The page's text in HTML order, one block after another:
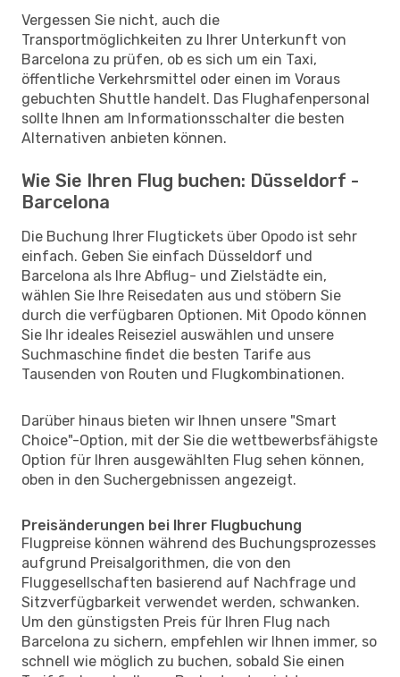
Vergessen Sie nicht, auch die
Transportmöglichkeiten zu Ihrer Unterkunft von
Barcelona zu prüfen, ob es sich um ein Taxi,
öffentliche Verkehrsmittel oder einen im Voraus
gebuchten Shuttle handelt. Das Flughafenpersonal
sollte Ihnen am Informationsschalter die besten
Alternativen anbieten können.
Wie Sie Ihren Flug buchen: Düsseldorf -
Barcelona
Die Buchung Ihrer Flugtickets über Opodo ist sehr
einfach. Geben Sie einfach Düsseldorf und
Barcelona als Ihre Abflug- und Zielstädte ein,
wählen Sie Ihre Reisedaten aus und stöbern Sie
durch die verfügbaren Optionen. Mit Opodo können
Sie Ihr ideales Reiseziel auswählen und unsere
Suchmaschine findet die besten Tarife aus
Tausenden von Routen und Flugkombinationen.
Darüber hinaus bieten wir Ihnen unsere "Smart
Choice"-Option, mit der Sie die wettbewerbsfähigste
Option für Ihren ausgewählten Flug sehen können,
oben in den Suchergebnissen angezeigt.
Preisänderungen bei Ihrer Flugbuchung
Flugpreise können während des Buchungsprozesses
aufgrund Preisalgorithmen, die von den
Fluggesellschaften basierend auf Nachfrage und
Sitzverfügbarkeit verwendet werden, schwanken.
Um den günstigsten Preis für Ihren Flug nach
Barcelona zu sichern, empfehlen wir Ihnen immer, so
schnell wie möglich zu buchen, sobald Sie einen